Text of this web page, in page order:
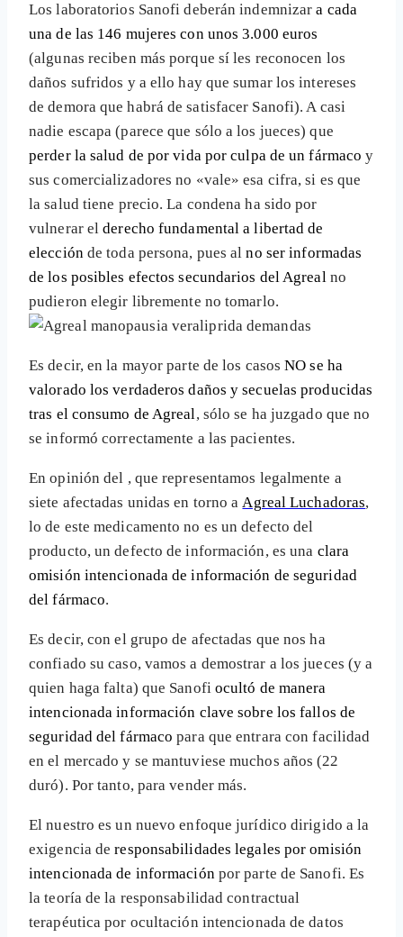
Los laboratorios Sanofi deberán indemnizara cada
una de las 146 mujeres con unos 3.000 euros
(algunas reciben más porque sí les reconocen los
daños sufridos y a ello hay que sumar los intereses
de demora que habrá de satisfacer Sanofi). A casi
nadie escapa (parece que sólo a los jueces) que
perder la salud de por vida por culpa de un fármaco y
sus comercializadores no «vale» esa cifra, si es que
la salud tiene precio. La condena ha sido por
vulnerar elderecho fundamental a libertad de
elecciónde toda persona, pues alno ser informadas
de los posibles efectos secundarios del Agrealno
pudieron elegir libremente no tomarlo.
Es decir, en la mayor parte de los casosNO se ha
valorado los verdaderos daños y secuelas producidas
tras el consumo de Agreal, sólo se ha juzgado que no
se informó correctamente a las pacientes.
En opinión del , que representamos legalmente a
siete afectadas unidas en torno aAgreal Luchadoras,
lo de este medicamento no es un defecto del
producto, un defecto de información, es una clara
omisión intencionada de información de seguridad
del fármaco.
Es decir, con el grupo de afectadas que nos ha
confiado su caso, vamos a demostrar a los jueces (y a
quien haga falta) que Sanofi ocultó de manera
intencionada información clave sobre los fallos de
seguridad del fármaco para que entrara con facilidad
en el mercado y se mantuviese muchos años (22
duró). Por tanto, para vender más.
El nuestro es un nuevo enfoque jurídico dirigido a la
exigencia deresponsabilidades legales por omisión
intencionada de informaciónpor parte de Sanofi. Es
la teoría de la responsabilidad contractual
terapéutica por ocultación intencionada de datos